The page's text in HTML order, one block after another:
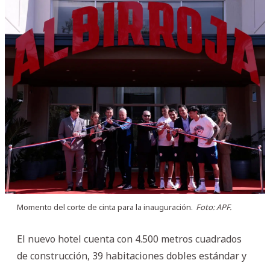
Momento del corte de cinta para la inauguración. Foto: APF.
El nuevo hotel cuenta con 4.500 metros cuadrados
de construcción, 39 habitaciones dobles estándar y